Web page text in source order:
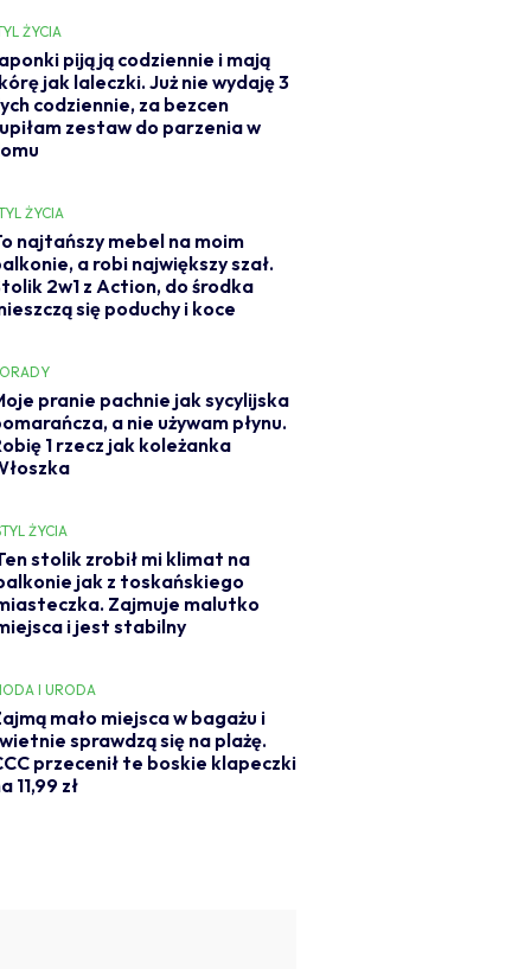
ŻYCIA
piją ją codziennie i mają
jak laleczki. Już nie wydaję 3
codziennie, za bezcen
zestaw do parzenia w
ŻYCIA
najtańszy mebel na moim
a robi największy szał.
2w1 z Action, do środka
się poduchy i koce
pranie pachnie jak sycylijska
a nie używam płynu.
1 rzecz jak koleżanka
ŻYCIA
stolik zrobił mi klimat na
jak z toskańskiego
Zajmuje malutko
i jest stabilny
I URODA
mało miejsca w bagażu i
sprawdzą się na plażę.
przecenił te boskie klapeczki
11,99 zł